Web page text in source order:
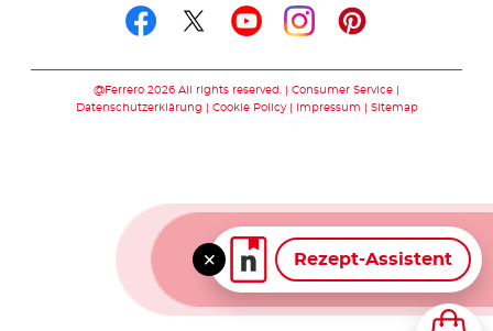
Rezept-Assistent
@Ferrero 2026 All rights reserved.
Consumer Service
Datenschutzerklärung
Cookie Policy Impressum Sitemap